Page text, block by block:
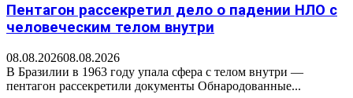
Пентагон рассекретил дело о падении НЛО с
человеческим телом внутри
08.08.202608.08.2026
В Бразилии в 1963 году упала сфера с телом внутри —
пентагон рассекретили документы Обнародованные...